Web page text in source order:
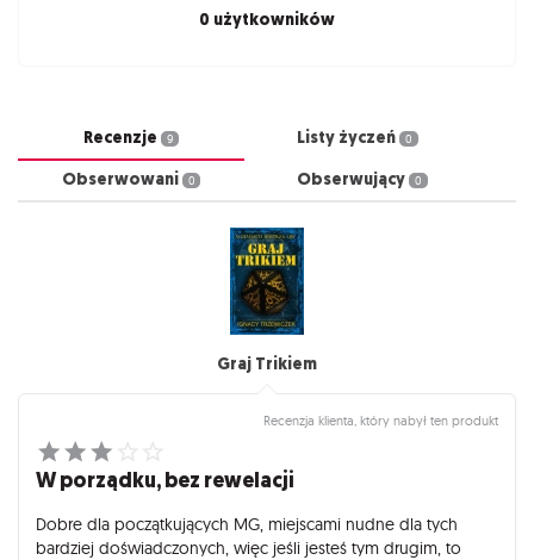
0 użytkowników
Recenzje 9 Listy życzeń 0
Obserwowani 0 Obserwujący 0
Graj Trikiem
Recenzja klienta, który nabył ten produkt
W porządku, bez rewelacji
Dobre dla początkujących MG, miejscami nudne dla tych
bardziej doświadczonych, więc jeśli jesteś tym drugim, to